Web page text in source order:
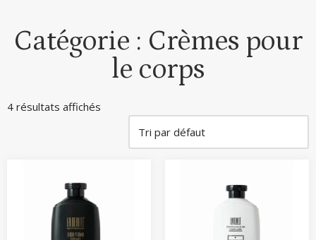
Catégorie : Crèmes pour
le corps
4 résultats affichés